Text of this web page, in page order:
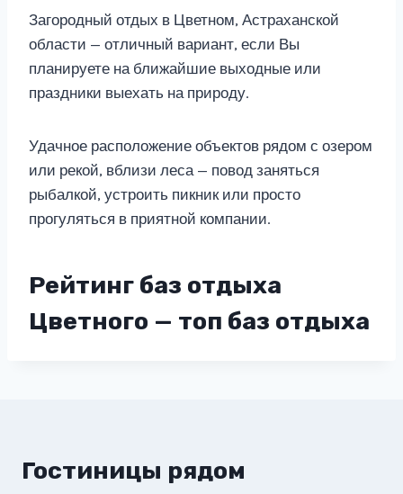
Загородный отдых в Цветном, Астраханской
области — отличный вариант, если Вы
планируете на ближайшие выходные или
праздники выехать на природу.
Удачное расположение объектов рядом с озером
или рекой, вблизи леса — повод заняться
рыбалкой, устроить пикник или просто
прогуляться в приятной компании.
Рейтинг баз отдыха
Цветного — топ баз отдыха
Гостиницы рядом